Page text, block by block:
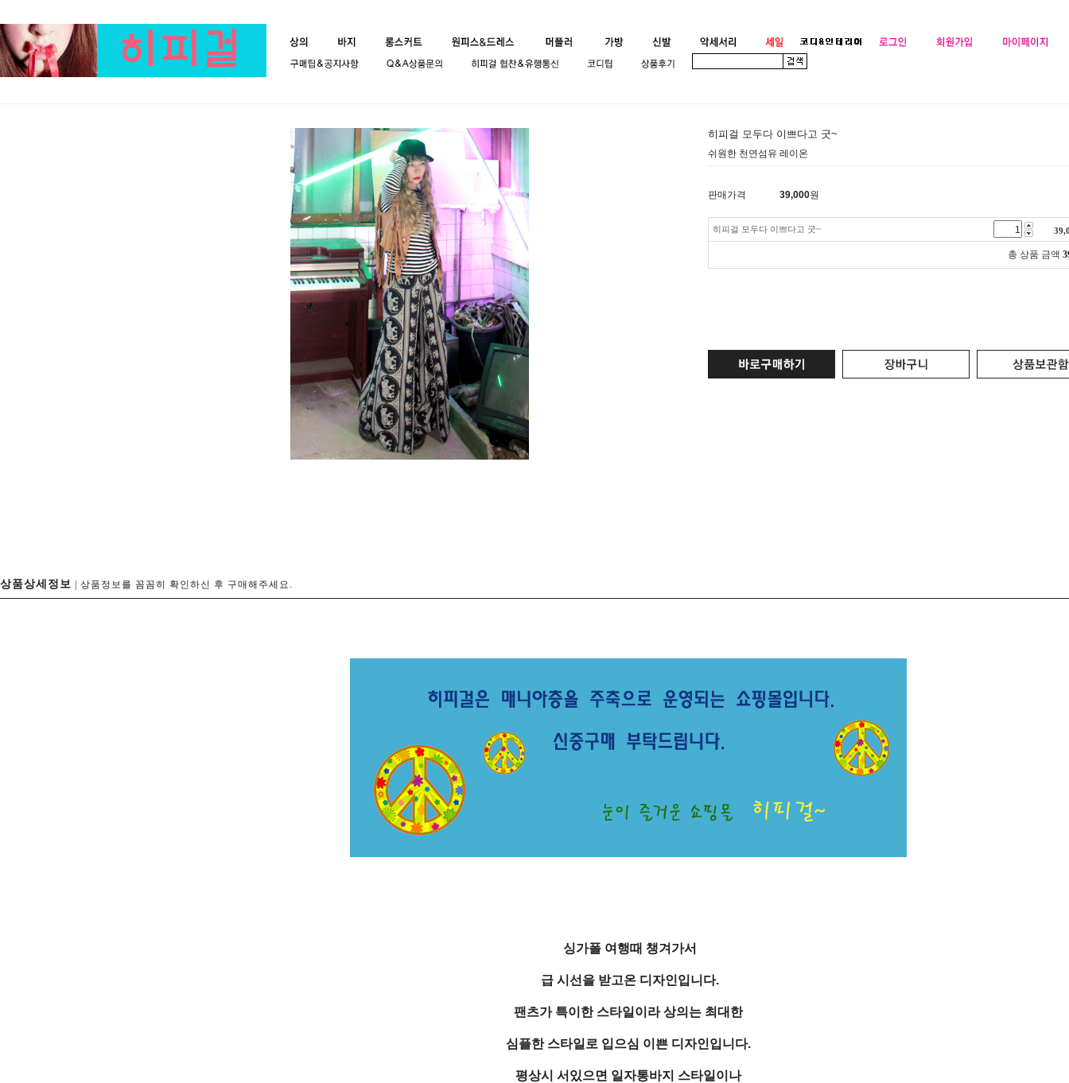
히피걸 모두다 이쁘다고 굿~
쉬원한 천연섬유 레이온
판매가격 39,000원
히피걸 모두다 이쁘다고 굿~
총 상품 금액
상품상세정보 | 상품정보를 꼼꼼히 확인하신 후 구매해주세요.
싱가폴 여행때 챙겨가서
급 시선을 받고온 디자인입니다.
팬츠가 특이한 스타일이라 상의는 최대한
심플한 스타일로 입으심 이쁜 디자인입니다.
평상시 서있으면 일자통바지 스타일이나